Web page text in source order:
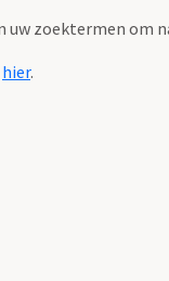
uw zoektermen om
hier.